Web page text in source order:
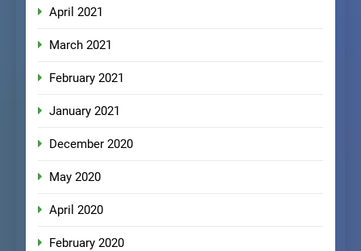
April 2021
March 2021
February 2021
January 2021
December 2020
May 2020
April 2020
February 2020